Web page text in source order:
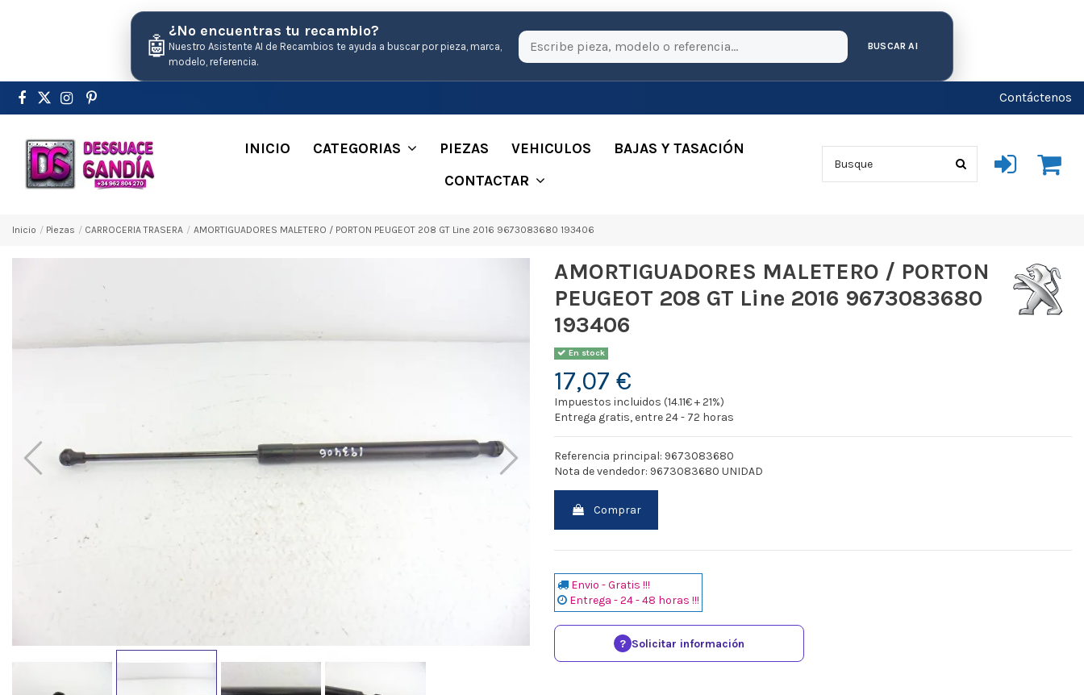
🤖
¿No encuentras tu recambio?
Nuestro Asistente AI de Recambios te ayuda a buscar por pieza, marca,
modelo, referencia.
BUSCAR AI
Contáctenos
INICIO CATEGORIAS PIEZAS VEHICULOS
BAJAS Y TASACIÓN
CONTACTAR
Inicio Pіezas CARROCERIA TRASERA AMORTIGUADORES MALETERO / PORTON PEUGEOT 208 GT Line 2016 9673083680 193406
AMORTIGUADORES MALETERO / PORTON
PEUGEOT 208 GT Line 2016 9673083680
193406
En stock
17,07 €
Impuestos incluidos (14.11€ + 21%)
Entrega gratis, entre 24 - 72 horas
Referencia principal: 9673083680
Nota de vendedor: 9673083680 UNIDAD
Comprar
Envio - Gratis !!!
Entrega - 24 - 48 horas !!!
? Solicitar información